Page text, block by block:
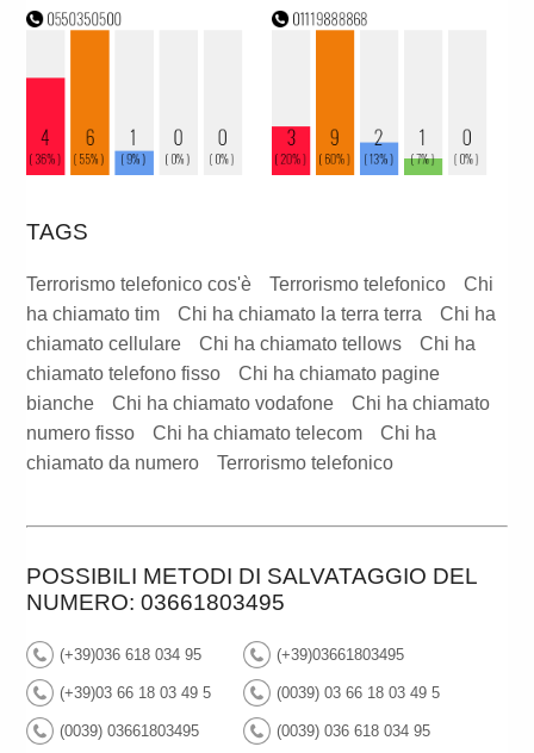
TAGS
Terrorismo telefonico cos'è Terrorismo telefonico
Chi
ha chiamato tim
Chi ha chiamato la terra terra
Chi ha
chiamato cellulare
Chi ha chiamato tellows
Chi ha
chiamato telefono fisso
Chi ha chiamato pagine
bianche
Chi ha chiamato vodafone
Chi ha chiamato
numero fisso
Chi ha chiamato telecom
Chi ha
chiamato da numero
Terrorismo telefonico
POSSIBILI METODI DI SALVATAGGIO DEL
NUMERO: 03661803495
(+39)036 618 034 95 (+39)03661803495
(+39)03 66 18 03 49 5 (0039) 03 66 18 03 49 5
(0039) 03661803495 (0039) 036 618 034 95